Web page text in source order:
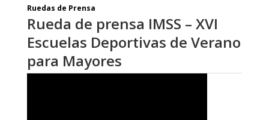
Ruedas de Prensa
Rueda de prensa IMSS – XVI
Escuelas Deportivas de Verano
para Mayores